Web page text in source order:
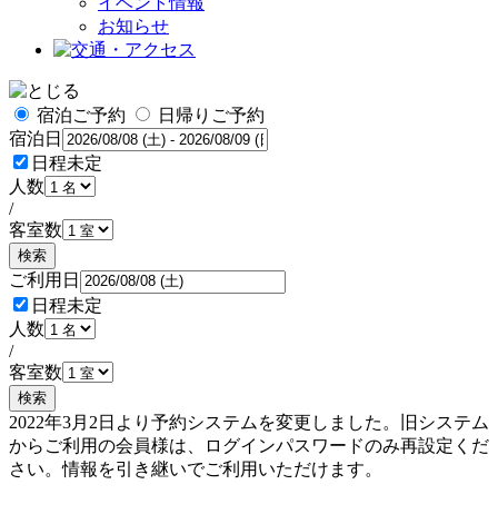
お知らせ
宿泊ご予約
日帰りご予約
宿泊日
日程未定
人数
/
客室数
検索
ご利用日
日程未定
人数
/
客室数
検索
2022年3月2日より予約システムを変更しました。旧システム
からご利用の会員様は、ログインパスワードのみ再設定くだ
さい。情報を引き継いでご利用いただけます。